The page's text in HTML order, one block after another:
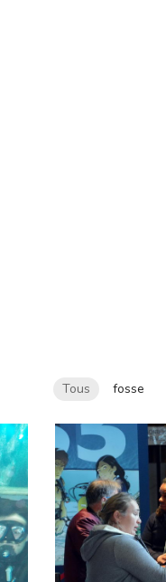
Tous fosse